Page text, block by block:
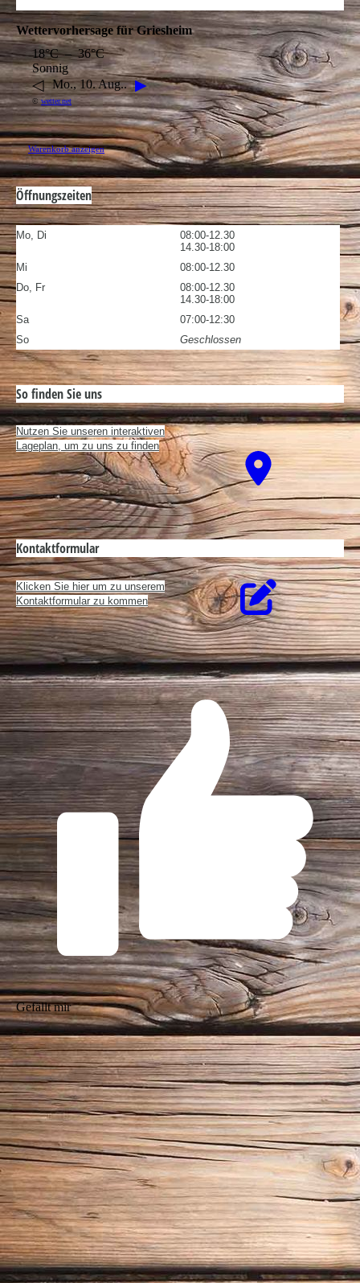
Wettervorhersage für Griesheim
18°C – 36°C
Sonnig
◁ Mo., 10. Aug.. ▶
© wetter.net
Warenkorb anzeigen
Öffnungszeiten
Mo, Di
08:00-12.30
14.30-18:00
Mi
08:00-12.30
Do, Fr
08:00-12.30
14.30-18:00
Sa
07:00-12:30
So
Geschlossen
So finden Sie uns
Nutzen Sie unseren interaktiven
La­ge­plan, um zu uns zu finden
Kontaktformular
Klicken Sie hier um zu unserem
Kon­takt­for­mu­lar zu kommen
Gefällt mir